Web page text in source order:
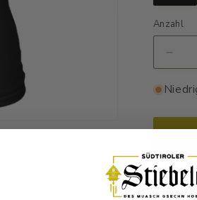
Anzahl
die
Mir
älter
-